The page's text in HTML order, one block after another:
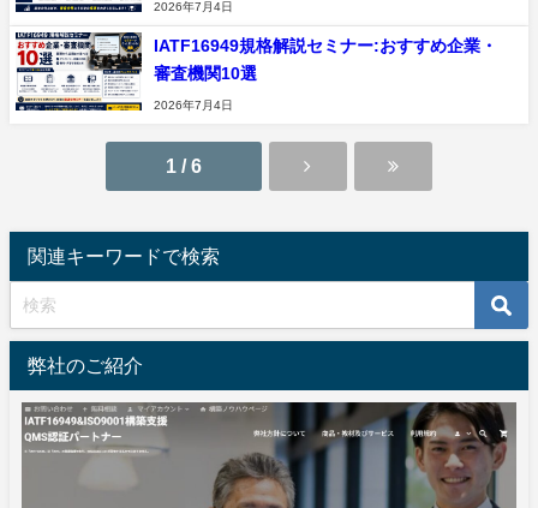
2026年7月4日
IATF16949規格解説セミナー:おすすめ企業・
審査機関10選
2026年7月4日
1 / 6
関連キーワードで検索
弊社のご紹介